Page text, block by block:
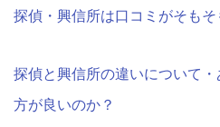
探偵・興信所は口コミがそも
探偵と興信所の違いについて
方が良いのか？